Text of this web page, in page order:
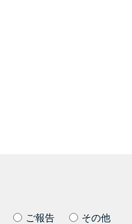
ご報告 その他